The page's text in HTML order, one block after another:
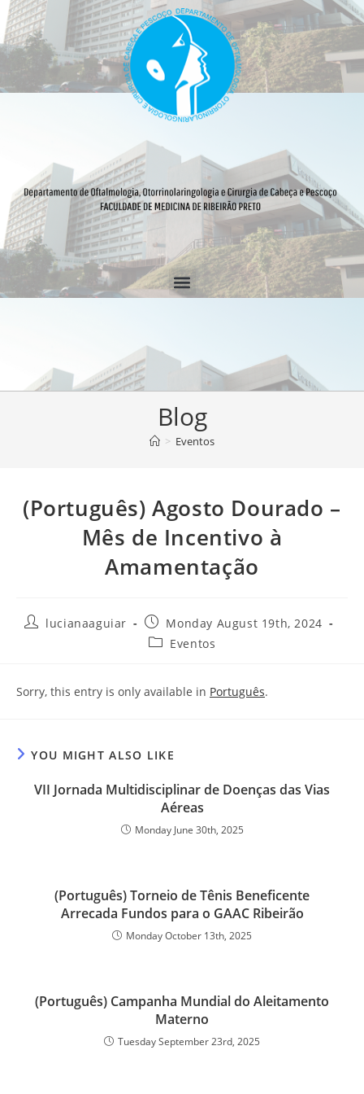
Blog
> Eventos
(Português) Agosto Dourado –
Mês de Incentivo à
Amamentação
lucianaaguiar
Monday August 19th, 2024
Eventos
Sorry, this entry is only available in Português.
YOU MIGHT ALSO LIKE
VII Jornada Multidisciplinar de Doenças das Vias
Aéreas
Monday June 30th, 2025
(Português) Torneio de Tênis Beneficente
Arrecada Fundos para o GAAC Ribeirão
Monday October 13th, 2025
(Português) Campanha Mundial do Aleitamento
Materno
Tuesday September 23rd, 2025